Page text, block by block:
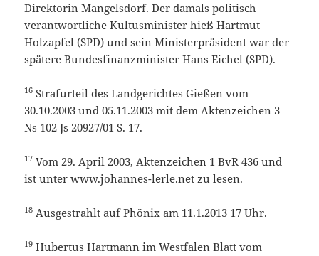
Direktorin Mangelsdorf. Der damals politisch
verantwortliche Kultusminister hieß Hartmut
Holzapfel (SPD) und sein Ministerpräsident war der
spätere Bundesfinanzminister Hans Eichel (SPD).
16 Strafurteil des Landgerichtes Gießen vom
30.10.2003 und 05.11.2003 mit dem Aktenzeichen 3
Ns 102 Js 20927/01 S. 17.
17 Vom 29. April 2003, Aktenzeichen 1 BvR 436 und
ist unter www.johannes-lerle.net zu lesen.
18 Ausgestrahlt auf Phönix am 11.1.2013 17 Uhr.
19 Hubertus Hartmann im Westfalen Blatt vom